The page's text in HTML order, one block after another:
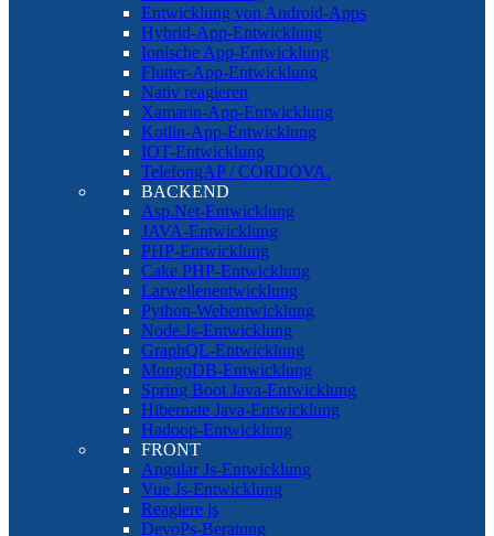
Entwicklung von Android-Apps
Hybrid-App-Entwicklung
Ionische App-Entwicklung
Flutter-App-Entwicklung
Nativ reagieren
Xamarin-App-Entwicklung
Kotlin-App-Entwicklung
IOT-Entwicklung
TelefongAP / CORDOVA.
BACKEND
Asp.Net-Entwicklung
JAVA-Entwicklung
PHP-Entwicklung
Cake PHP-Entwicklung
Larwellenentwicklung
Python-Webentwicklung
Node.Js-Entwicklung
GraphQL-Entwicklung
MongoDB-Entwicklung
Spring Boot Java-Entwicklung
Hibernate Java-Entwicklung
Hadoop-Entwicklung
FRONT
Angular Js-Entwicklung
Vue Js-Entwicklung
Reagiere js
DevoPs-Beratung